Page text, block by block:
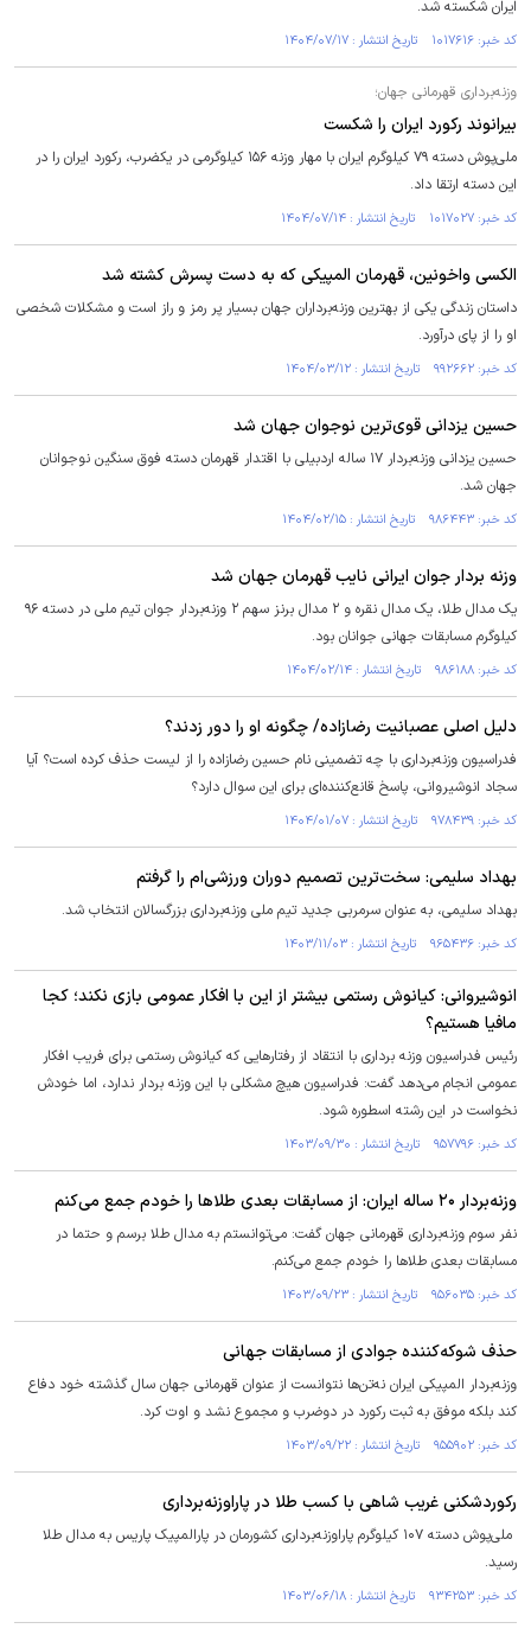
ایران شکسته شد.
کد خبر: ۱۰۱۷۶۱۶ تاریخ انتشار : ۱۴۰۴/۰۷/۱۷
وزنه‌برداری قهرمانی جهان؛
بیرانوند رکورد ایران را شکست
ملی‌پوش دسته ۷۹ کیلوگرم ایران با مهار وزنه ۱۵۶ کیلوگرمی در یکضرب، رکورد ایران را در
این دسته ارتقا داد.
کد خبر: ۱۰۱۷۰۲۷ تاریخ انتشار : ۱۴۰۴/۰۷/۱۴
الکسی واخونین، قهرمان المپیکی که به دست پسرش کشته شد
داستان زندگی یکی از بهترین وزنه‌برداران جهان بسیار پر رمز و راز است و مشکلات شخصی
او را از پای درآورد.
کد خبر: ۹۹۲۶۶۲ تاریخ انتشار : ۱۴۰۴/۰۳/۱۲
حسین یزدانی قوی‌ترین نوجوان جهان شد
حسین یزدانی وزنه‌بردار ۱۷ ساله اردبیلی با اقتدار قهرمان دسته فوق سنگین نوجوانان
جهان شد.
کد خبر: ۹۸۶۴۴۳ تاریخ انتشار : ۱۴۰۴/۰۲/۱۵
وزنه بردار جوان ایرانی نایب قهرمان جهان شد
یک مدال طلا، یک مدال نقره و ۲ مدال برنز سهم ۲ وزنه‌بردار جوان تیم ملی در دسته ۹۶
کیلوگرم مسابقات جهانی جوانان بود.
کد خبر: ۹۸۶۱۸۸ تاریخ انتشار : ۱۴۰۴/۰۲/۱۴
دلیل اصلی عصبانیت رضازاده/ چگونه او را دور زدند؟
فدراسیون وزنه‌برداری با چه تضمینی نام حسین رضازاده را از لیست حذف کرده است؟ آیا
سجاد انوشیروانی، پاسخ قانع‌کننده‌ای برای این سوال دارد؟
کد خبر: ۹۷۸۴۳۹ تاریخ انتشار : ۱۴۰۴/۰۱/۰۷
بهداد سلیمی: سخت‌ترین تصمیم دوران ورزشی‌ام را گرفتم
بهداد سلیمی، به عنوان سرمربی جدید تیم ملی وزنه‌برداری بزرگسالان انتخاب شد.
کد خبر: ۹۶۵۴۳۶ تاریخ انتشار : ۱۴۰۳/۱۱/۰۳
انوشیروانی: کیانوش رستمی بیشتر از این با افکار عمومی بازی نکند؛ کجا
مافیا هستیم؟
رئیس فدراسیون وزنه برداری با انتقاد از رفتار‌هایی که کیانوش رستمی برای فریب افکار
عمومی انجام می‌دهد گفت: فدراسیون هیچ مشکلی با این وزنه بردار ندارد، اما خودش
نخواست در این رشته اسطوره شود.
کد خبر: ۹۵۷۷۹۶ تاریخ انتشار : ۱۴۰۳/۰۹/۳۰
وزنه‌بردار ۲۰ ساله ایران: از مسابقات بعدی طلا‌ها را خودم جمع می‌کنم
نفر سوم وزنه‌برداری قهرمانی جهان گفت: می‌توانستم به مدال طلا برسم و حتما در
مسابقات بعدی طلا‌ها را خودم جمع می‌کنم.
کد خبر: ۹۵۶۰۳۵ تاریخ انتشار : ۱۴۰۳/۰۹/۲۳
حذف شوکه‌کننده جوادی از مسابقات جهانی
وزنه‌بردار المپیکی ایران نه‌تن‌ها نتوانست از عنوان قهرمانی جهان سال گذشته خود دفاع
کند بلکه موفق به ثبت رکورد در دوضرب و مجموع نشد و اوت کرد.
کد خبر: ۹۵۵۹۰۲ تاریخ انتشار : ۱۴۰۳/۰۹/۲۲
رکوردشکنی غریب شاهی با کسب طلا در پاراوزنه‌برداری
ملی‌پوش دسته ۱۰۷ کیلوگرم پاراوزنه‌برداری کشورمان در پارالمپیک پاریس به مدال طلا
رسید.
کد خبر: ۹۳۴۲۵۳ تاریخ انتشار : ۱۴۰۳/۰۶/۱۸